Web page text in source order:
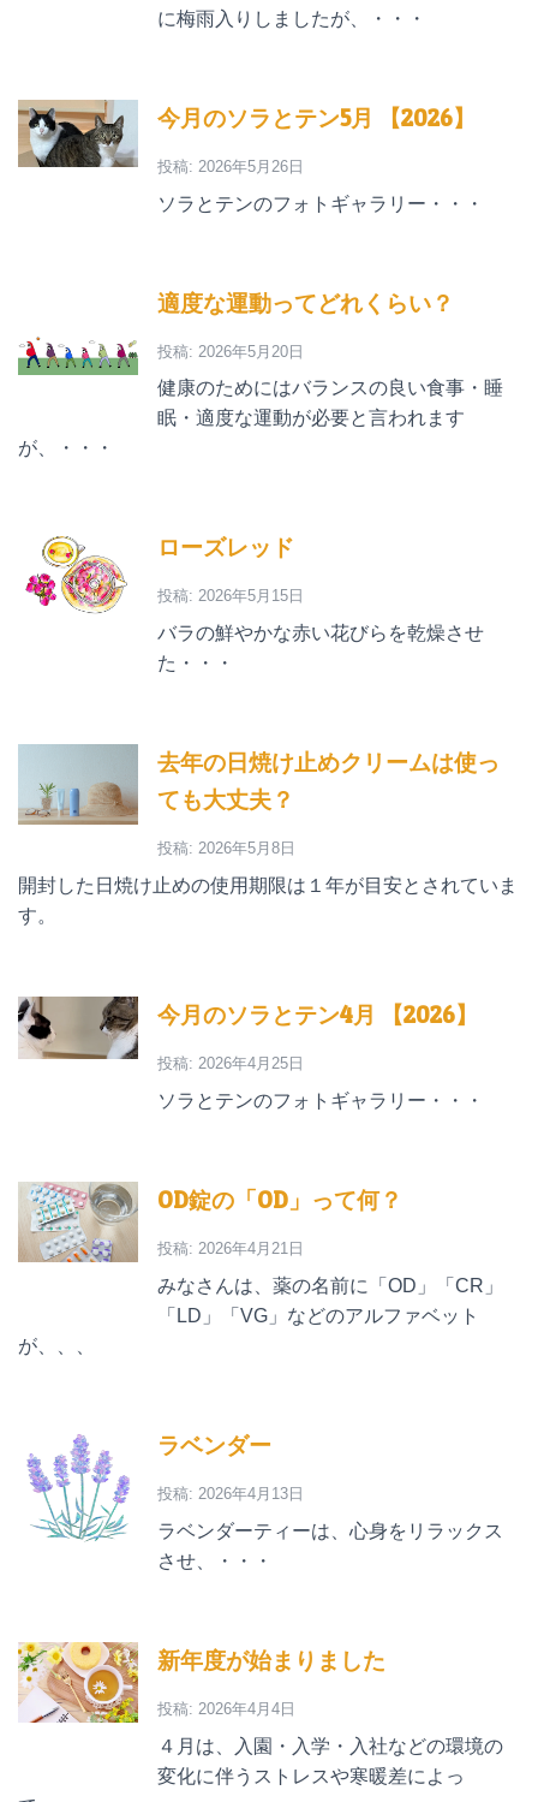
に梅雨入りしましたが、・・・
今月のソラとテン5月 【2026】
投稿: 2026年5月26日
ソラとテンのフォトギャラリー・・・
適度な運動ってどれくらい？
投稿: 2026年5月20日
健康のためにはバランスの良い食事・睡
眠・適度な運動が必要と言われます
が、・・・
ローズレッド
投稿: 2026年5月15日
バラの鮮やかな赤い花びらを乾燥させ
た・・・
去年の日焼け止めクリームは使っ
ても大丈夫？
投稿: 2026年5月8日
開封した日焼け止めの使用期限は１年が目安とされていま
す。
今月のソラとテン4月 【2026】
投稿: 2026年4月25日
ソラとテンのフォトギャラリー・・・
OD錠の「OD」って何？
投稿: 2026年4月21日
みなさんは、薬の名前に「OD」「CR」
「LD」「VG」などのアルファベット
が、、、
ラベンダー
投稿: 2026年4月13日
ラベンダーティーは、心身をリラックス
させ、・・・
新年度が始まりました
投稿: 2026年4月4日
４月は、入園・入学・入社などの環境の
変化に伴うストレスや寒暖差によっ